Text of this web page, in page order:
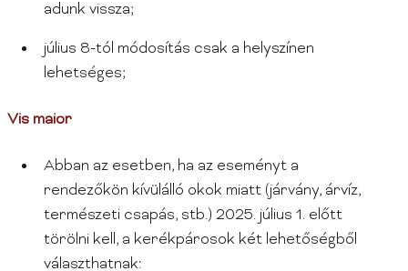
adunk vissza;
július 8-tól módosítás csak a helyszínen
lehetséges;
Vis maior
Abban az esetben, ha az eseményt a
rendezőkön kívülálló okok miatt (járvány, árvíz,
természeti csapás, stb.) 2025. július 1. előtt
törölni kell, a kerékpárosok két lehetőségből
választhatnak: